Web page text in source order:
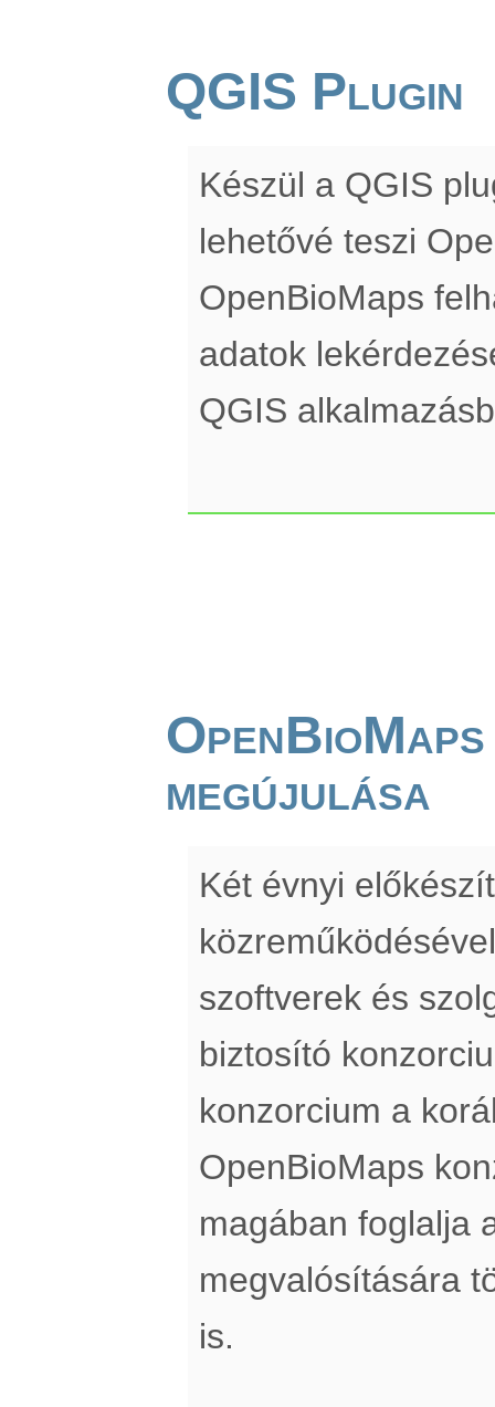
QGIS Plugin
Készül a QGIS
lehetővé teszi
OpenBioMaps
adatok
QGIS
megújulása
Két évnyi
szoftverek és
biztosító
konzorcium a
OpenBioMaps
magában foglalja
megvalósítására
is.